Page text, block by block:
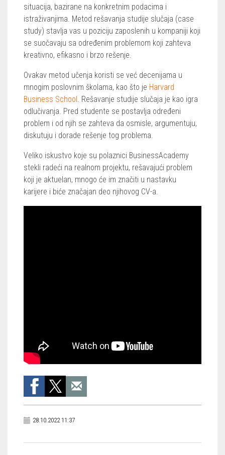
situacija, bazirane na konkretnim podacima i
istraživanjima. Metod rešavanja studije slučaja (case
study) stavlja vas u poziciju zaposlenih u kompaniji koji
se suočavaju sa određenim problemom koji zahteva
kreativno, efikasno i brzo rešenje.
Ovakav metod učenja koristi se već decenijama u
mnogim poslovnim školama, kao što je Harvard
Business School . Rešavanje studije slučaja je kao igra
odlučivanja. Pred studente se postavlja određeni
problem i od njih se zahteva da osmisle, argumentuju,
diskutuju i dorade rešenje tog problema.
Veliko iskustvo koje su polaznici BusinessAcademy
stekli radeći na realnom projektu, rešavajući problem
koji je aktuelan, mnogo će im značiti u nastavku
karijere i biće značajan deo njihovog CV-a.
28.10.2022 11:37